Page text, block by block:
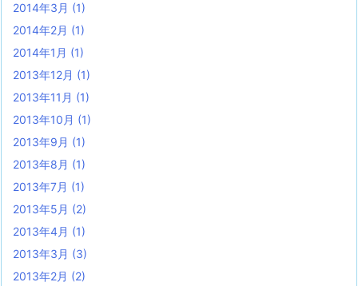
2014年3月 (1)
2014年2月 (1)
2014年1月 (1)
2013年12月 (1)
2013年11月 (1)
2013年10月 (1)
2013年9月 (1)
2013年8月 (1)
2013年7月 (1)
2013年5月 (2)
2013年4月 (1)
2013年3月 (3)
2013年2月 (2)